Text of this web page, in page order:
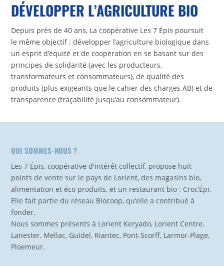
DÉVELOPPER L’AGRICULTURE BIO
Depuis près de 40 ans, La coopérative Les 7 Épis poursuit
le même objectif : développer l’agriculture biologique dans
un esprit d’équité et de coopération en se basant sur des
principes de solidarité (avec les producteurs,
transformateurs et consommateurs), de qualité des
produits (plus exigeants que le cahier des charges AB) et de
transparence (traçabilité jusqu’au consommateur).
QUI SOMMES-NOUS ?
Les 7 Épis, coopérative d'intérêt collectif, propose huit
points de vente sur le pays de Lorient, des magasins bio,
alimentation et éco produits, et un restaurant bio : Croc’Épi.
Elle fait partie du réseau Biocoop, qu’elle a contribué à
fonder.
Nous sommes présents à Lorient Keryado, Lorient Centre,
Lanester, Mellac, Guidel, Riantec, Pont-Scorff, Larmor-Plage,
Ploemeur.